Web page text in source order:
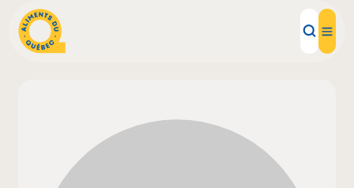
Aliments d'ici
Recettes